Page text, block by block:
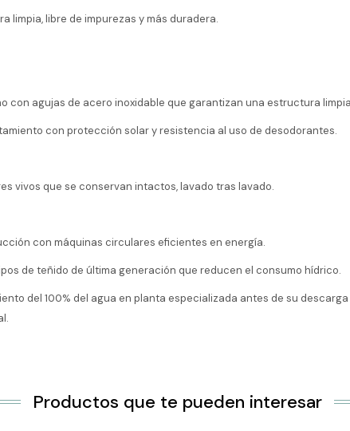
limpia, libre de impurezas y más duradera.
con agujas de acero inoxidable que garantizan una estructura
con protección solar y resistencia al uso de desodorantes.
vivos que se conservan intactos, lavado tras lavado.
con máquinas circulares eficientes en energía.
de teñido de última generación que reducen el consumo hídrico.
del 100% del agua en planta especializada antes de su
Productos que te pueden interesar